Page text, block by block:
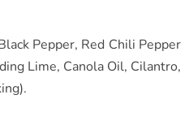
Pepper, Red Chili Pepper
Lime, Canola Oil, Cilantro,